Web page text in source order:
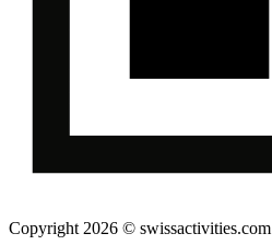
Copyright 2026 © swissactivities.com